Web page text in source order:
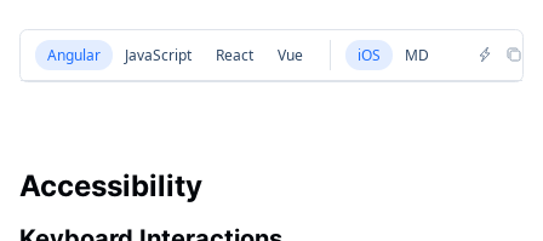
Angular JavaScript React Vue iOS MD
Accessibility